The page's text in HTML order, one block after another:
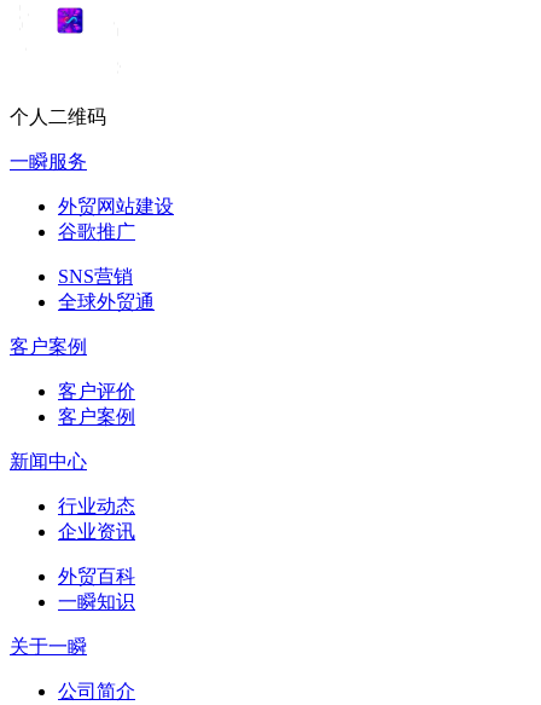
个人二维码
一瞬服务
外贸网站建设
谷歌推广
SNS营销
全球外贸通
客户案例
客户评价
客户案例
新闻中心
行业动态
企业资讯
外贸百科
一瞬知识
关于一瞬
公司简介